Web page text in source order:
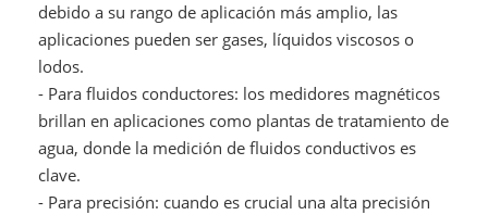
debido a su rango de aplicación más amplio, las
aplicaciones pueden ser gases, líquidos viscosos o
lodos.
- Para fluidos conductores: los medidores magnéticos
brillan en aplicaciones como plantas de tratamiento de
agua, donde la medición de fluidos conductivos es
clave.
- Para precisión: cuando es crucial una alta precisión